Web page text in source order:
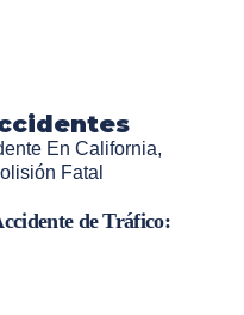
En California,
Fatal
de Tráfico: